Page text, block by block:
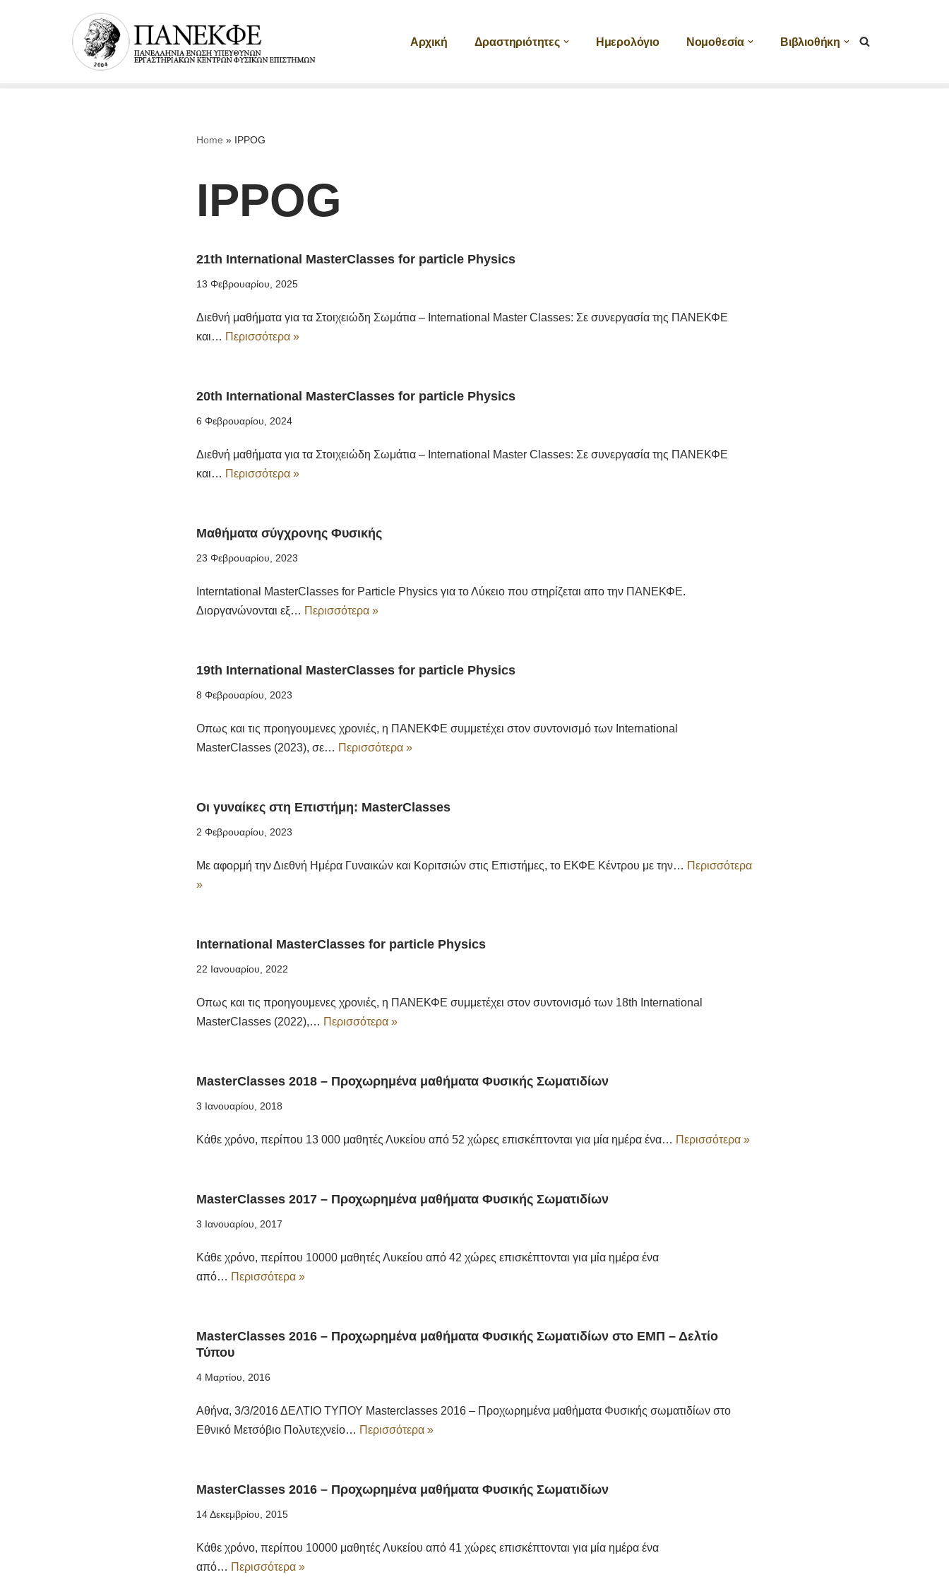
Μεταπηδήστε
Αρχική Δραστηριότητες Ημερολόγιο Νομοθεσία Βιβλιοθήκη
Home » IPPOG
IPPOG
21th International MasterClasses for particle Physics
13 Φεβρουαρίου, 2025
Διεθνή μαθήματα για τα Στοιχειώδη Σωμάτια – International Master Classes: Σε συνεργασία της ΠΑΝΕΚΦΕ
και… Περισσότερα »
20th International MasterClasses for particle Physics
6 Φεβρουαρίου, 2024
Διεθνή μαθήματα για τα Στοιχειώδη Σωμάτια – International Master Classes: Σε συνεργασία της ΠΑΝΕΚΦΕ
και… Περισσότερα »
Μαθήματα σύγχρονης Φυσικής
23 Φεβρουαρίου, 2023
Interntational MasterClasses for Particle Physics για το Λύκειο που στηρίζεται απο την ΠΑΝΕΚΦΕ.
Διοργανώνονται εξ… Περισσότερα »
19th International MasterClasses for particle Physics
8 Φεβρουαρίου, 2023
Οπως και τις προηγουμενες χρονιές, η ΠΑΝΕΚΦΕ συμμετέχει στον συντονισμό των International
MasterClasses (2023), σε… Περισσότερα »
Οι γυναίκες στη Επιστήμη: MasterClasses
2 Φεβρουαρίου, 2023
Με αφορμή την Διεθνή Ημέρα Γυναικών και Κοριτσιών στις Επιστήμες, το ΕΚΦΕ Κέντρου με την… Περισσότερα
»
International MasterClasses for particle Physics
22 Ιανουαρίου, 2022
Οπως και τις προηγουμενες χρονιές, η ΠΑΝΕΚΦΕ συμμετέχει στον συντονισμό των 18th International
MasterClasses (2022),… Περισσότερα »
MasterClasses 2018 – Προχωρημένα μαθήματα Φυσικής Σωματιδίων
3 Ιανουαρίου, 2018
Κάθε χρόνο, περίπου 13 000 μαθητές Λυκείου από 52 χώρες επισκέπτονται για μία ημέρα ένα… Περισσότερα »
MasterClasses 2017 – Προχωρημένα μαθήματα Φυσικής Σωματιδίων
3 Ιανουαρίου, 2017
Κάθε χρόνο, περίπου 10000 μαθητές Λυκείου από 42 χώρες επισκέπτονται για μία ημέρα ένα
από… Περισσότερα »
MasterClasses 2016 – Προχωρημένα μαθήματα Φυσικής Σωματιδίων στο ΕΜΠ – Δελτίο
Τύπου
4 Μαρτίου, 2016
Αθήνα, 3/3/2016 ΔΕΛΤΙΟ ΤΥΠΟΥ Masterclasses 2016 – Προχωρημένα μαθήματα Φυσικής σωματιδίων στο
Εθνικό Μετσόβιο Πολυτεχνείο… Περισσότερα »
MasterClasses 2016 – Προχωρημένα μαθήματα Φυσικής Σωματιδίων
14 Δεκεμβρίου, 2015
Κάθε χρόνο, περίπου 10000 μαθητές Λυκείου από 41 χώρες επισκέπτονται για μία ημέρα ένα
από… Περισσότερα »